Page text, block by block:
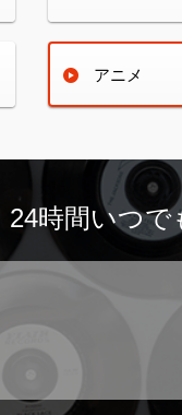
アニメ
24時間いつで